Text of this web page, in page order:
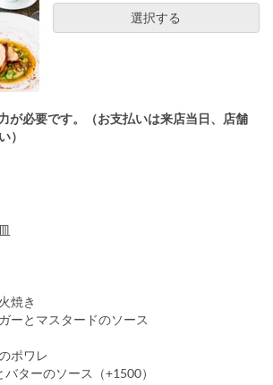
選択する
が必要です。（お支払いは来店当日、店舗
）
焼き
とマスタードのソース
ポワレ
ターのソース（+1500）